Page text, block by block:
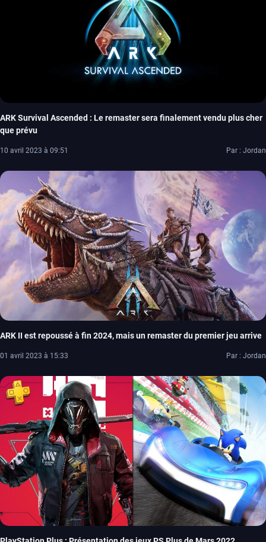
ARK Survival Ascended : Le remaster sera finalement vendu plus cher
que prévu
10 avril 2023 à 09:51 Par : Jordan
ARK II est repoussé à fin 2024, mais un remaster du premier jeu arrive
01 avril 2023 à 15:33 Par : Jordan